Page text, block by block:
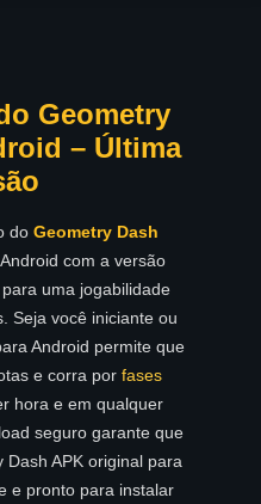
Geometry
– Última
do Geometry Dash
com a versão
uma jogabilidade
Seja você iniciante ou
Android permite que
e corra por fases
hora e em qualquer
seguro garante que
APK original para
e pronto para instalar